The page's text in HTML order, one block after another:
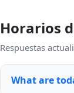
Horarios
Respuestas
What are